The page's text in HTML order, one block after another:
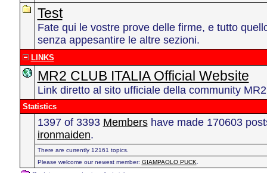
Test
Fate qui le vostre prove delle firme, e tutto
senza appesantire le altre sezioni.
LINKS
MR2 CLUB ITALIA Official Website
Link diretto al sito ufficiale della community
Statistics
1397 of 3393 Membershave made 170603
ironmaiden.
There are currently 12161 topics.
Please welcome our newest member: GIAMPAOLO PUCK